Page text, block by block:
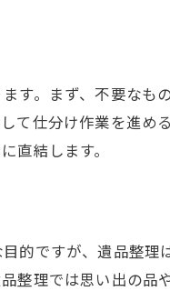
み放題で費用を抑える工
時に行う回収で手間を
コミを参考に業者選
で比較する遺品整理業
積もり時に確認すべき
す。まず、不要なも
て仕分け作業を進
直結します。
的ですが、遺品整
整理では思い出の